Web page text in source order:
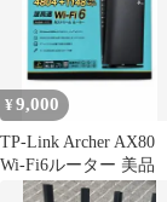
¥9,000
TP-Link Archer AX80
Wi-Fi6ルーター 美品